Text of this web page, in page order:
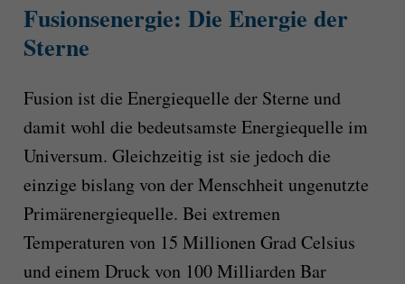
Fusionsenergie: Die Energie der
Sterne
Fusion ist die Energiequelle der Sterne und
damit wohl die bedeutsamste Energiequelle im
Universum. Gleichzeitig ist sie jedoch die
einzige bislang von der Menschheit ungenutzte
Primärenergiequelle. Bei extremen
Temperaturen von 15 Millionen Grad Celsius
und einem Druck von 100 Milliarden Bar